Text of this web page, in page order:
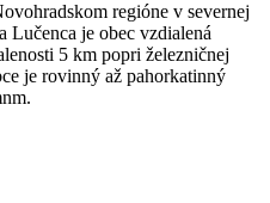
regióne v severnej
Lučenca je obec vzdialená
5 km popri železničnej
je rovinný až pahorkatinný